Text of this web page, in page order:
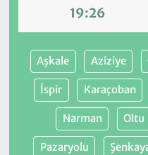
19:26
Aşkale Aziziye
İspir Karaçoban
Narman Oltu
Pazaryolu